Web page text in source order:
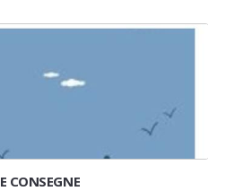
CONSEGNE